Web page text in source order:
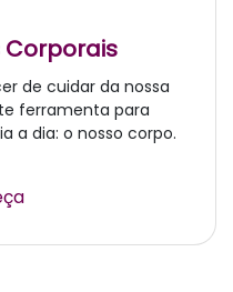
de cuidar da nossa
ferramenta para
a dia: o nosso corpo.